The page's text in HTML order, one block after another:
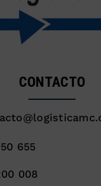
CONTACTO
655
008